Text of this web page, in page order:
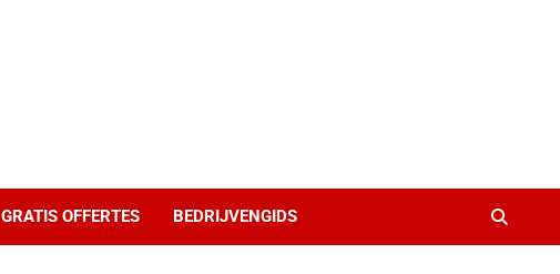
GRATIS OFFERTES BEDRIJVENGIDS